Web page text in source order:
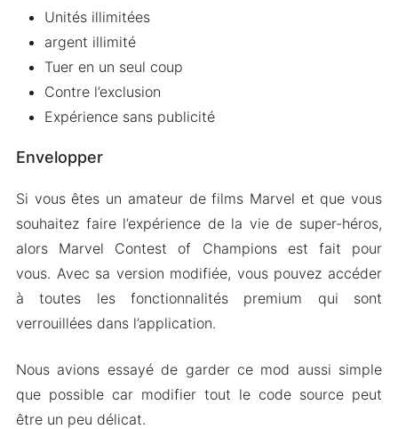
Unités illimitées
argent illimité
Tuer en un seul coup
Contre l’exclusion
Expérience sans publicité
Envelopper
Si vous êtes un amateur de films Marvel et que vous
souhaitez faire l’expérience de la vie de super-héros,
alors Marvel Contest of Champions est fait pour
vous. Avec sa version modifiée, vous pouvez accéder
à toutes les fonctionnalités premium qui sont
verrouillées dans l’application.
Nous avions essayé de garder ce mod aussi simple
que possible car modifier tout le code source peut
être un peu délicat.